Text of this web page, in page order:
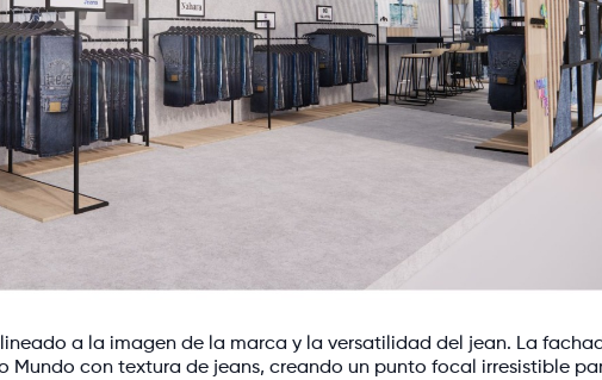
a la imagen de la marca y la versatilidad del jean. La
Mundo con textura de jeans, creando un punto focal irresistible